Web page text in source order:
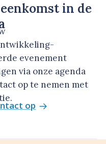
in de
evenement
via onze agenda
op te nemen met
op